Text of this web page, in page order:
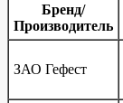
Бренд/
Производитель
ЗАО Гефест